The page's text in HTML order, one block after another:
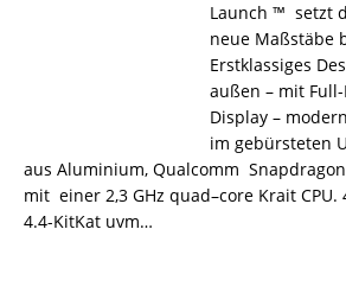
Launch ™ setzt
neue Maßstäbe
Erstklassiges
außen – mit Full-
Display –
im gebürsteten
aus Aluminium, Qualcomm
mit einer 2,3 GHz quad–core Krait CPU.
4.4-KitKat uvm…